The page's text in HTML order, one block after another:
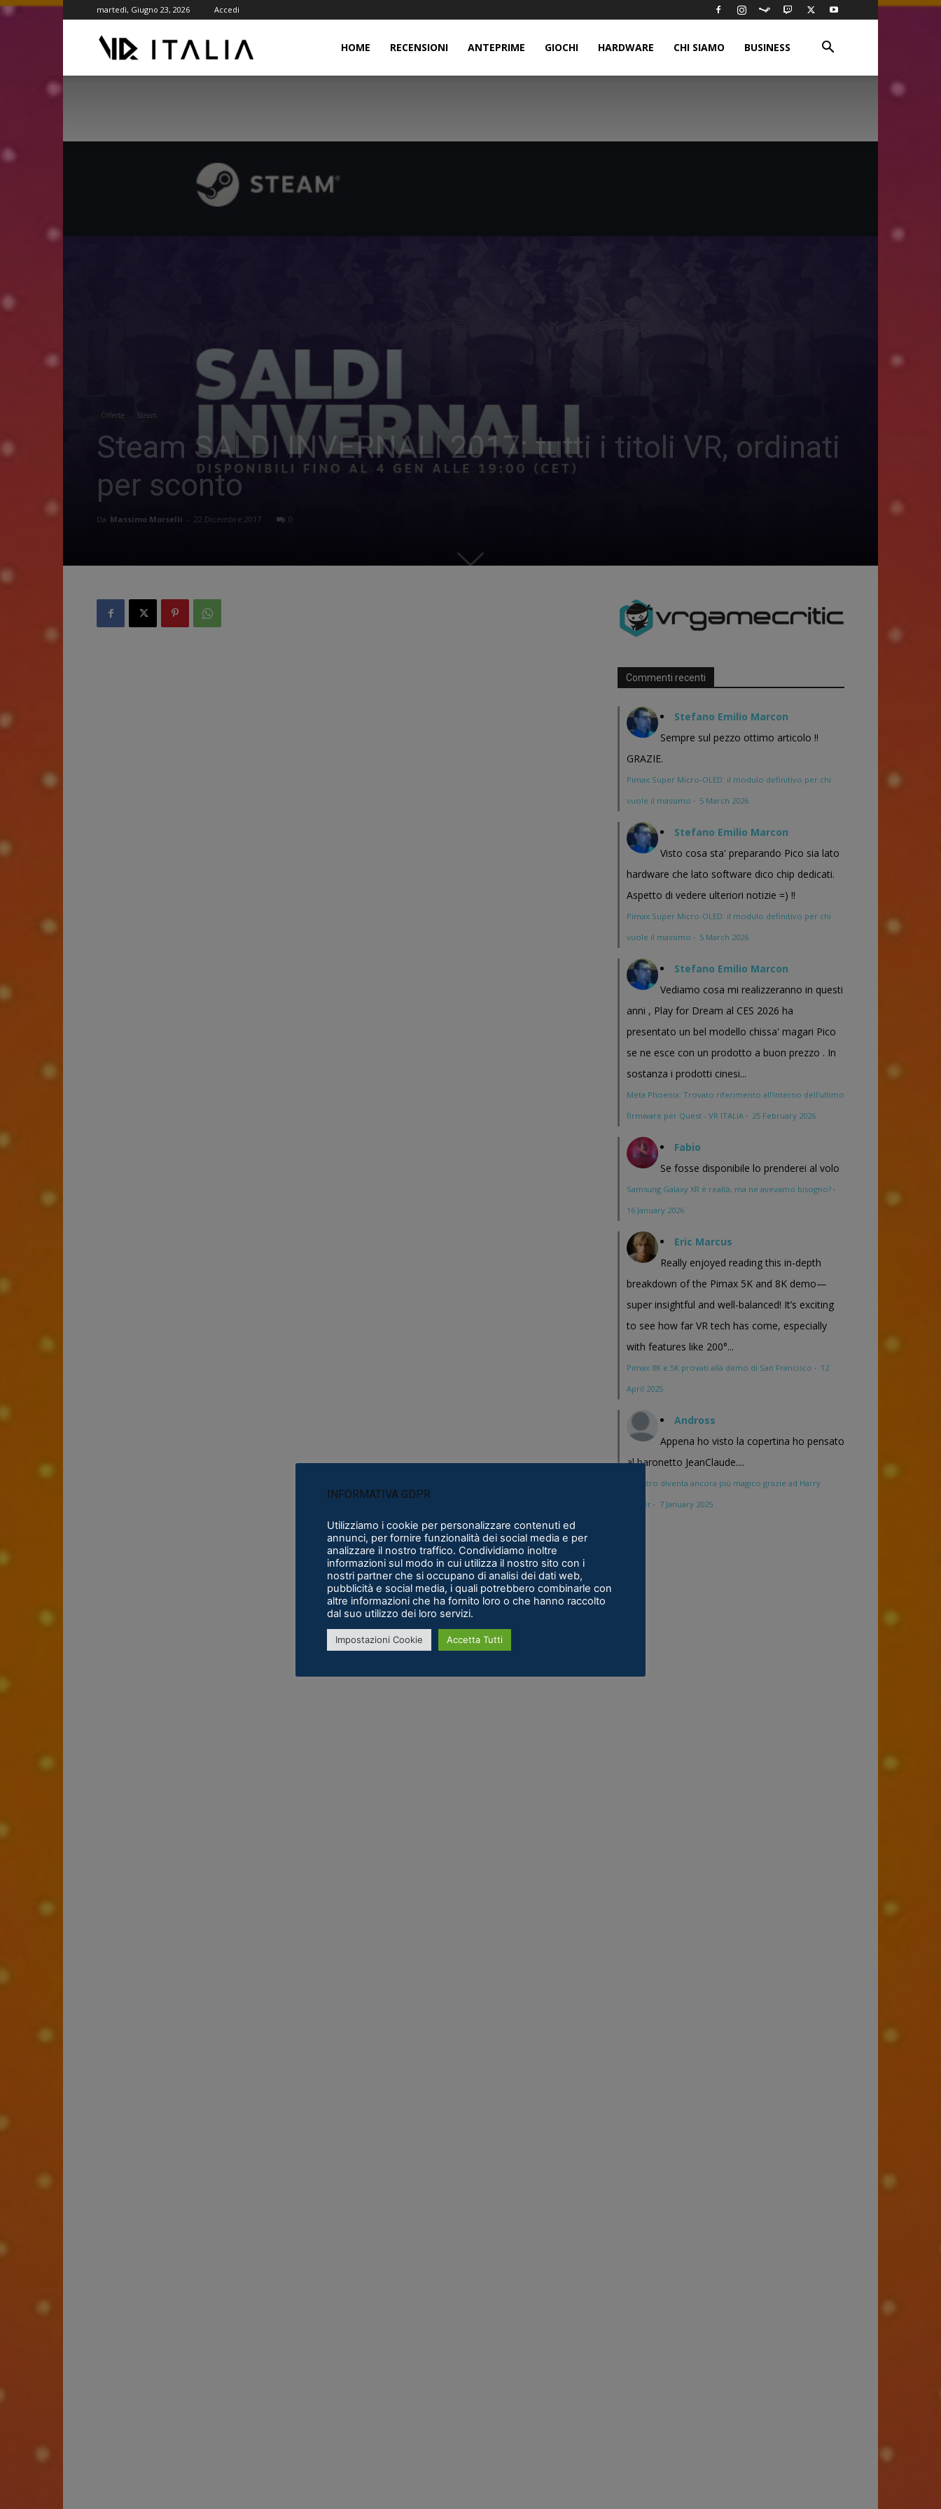
martedì, Giugno 23, 2026 Accedi
HOME RECENSIONI ANTEPRIME GIOCHI HARDWARE CHI SIAMO BUSINESS
Offerte Steam
Steam SALDI INVERNALI 2017: tutti i titoli VR, ordinati
per sconto
Da Massimo Morselli - 22 Dicembre 2017 0
Commenti recenti
Stefano Emilio Marcon
Sempre sul pezzo ottimo articolo !!
GRAZIE.
Pimax Super Micro-OLED: il modulo definitivo per chi
vuole il massimo · 5 March 2026
Stefano Emilio Marcon
Visto cosa sta' preparando Pico sia lato
hardware che lato software dico chip dedicati.
Aspetto di vedere ulteriori notizie =) !!
Pimax Super Micro-OLED: il modulo definitivo per chi
vuole il massimo · 5 March 2026
Stefano Emilio Marcon
Vediamo cosa mi realizzeranno in questi
anni , Play for Dream al CES 2026 ha
presentato un bel modello chissa' magari Pico
se ne esce con un prodotto a buon prezzo . In
sostanza i prodotti cinesi...
Meta Phoenix: Trovato riferimento all'interno dell'ultimo
firmware per Quest - VR ITALIA · 25 February 2026
Fabio
Se fosse disponibile lo prenderei al volo
Samsung Galaxy XR è realtà, ma ne avevamo bisogno? ·
16 January 2026
Eric Marcus
Really enjoyed reading this in-depth
breakdown of the Pimax 5K and 8K demo—
super insightful and well-balanced! It’s exciting
to see how far VR tech has come, especially
with features like 200°...
Pimax 8K e 5K provati alla demo di San Francisco · 12
April 2025
Andross
Appena ho visto la copertina ho pensato
al baronetto JeanClaude....
Maestro diventa ancora più magico grazie ad Harry
Potter · 7 January 2025
INFORMATIVA GDPR
Utilizziamo i cookie per personalizzare contenuti ed
annunci, per fornire funzionalità dei social media e per
analizzare il nostro traffico. Condividiamo inoltre
informazioni sul modo in cui utilizza il nostro sito con i
nostri partner che si occupano di analisi dei dati web,
pubblicità e social media, i quali potrebbero combinarle con
altre informazioni che ha fornito loro o che hanno raccolto
dal suo utilizzo dei loro servizi.
Impostazioni Cookie Accetta Tutti